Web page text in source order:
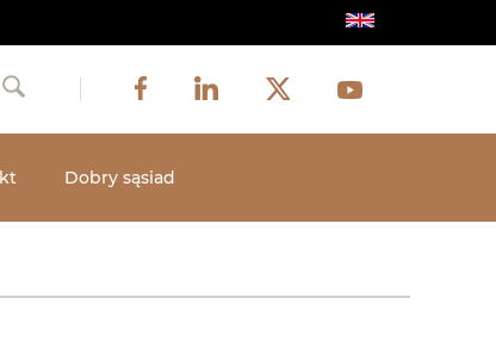
Social
media
Facebook
Obraz
LinkedIn
Obraz
Twitter
Obraz
Youtube
Obraz
Dobry sąsiad